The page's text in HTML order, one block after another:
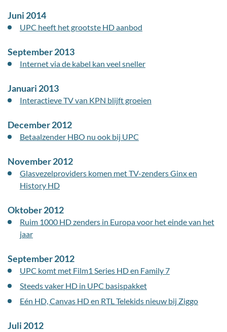
Juni 2014
UPC heeft het grootste HD aanbod
September 2013
Internet via de kabel kan veel sneller
Januari 2013
Interactieve TV van KPN blijft groeien
December 2012
Betaalzender HBO nu ook bij UPC
November 2012
Glasvezelproviders komen met TV-zenders Ginx en
History HD
Oktober 2012
Ruim 1000 HD zenders in Europa voor het einde van het
jaar
September 2012
UPC komt met Film1 Series HD en Family 7
Steeds vaker HD in UPC basispakket
Eén HD, Canvas HD en RTL Telekids nieuw bij Ziggo
Juli 2012